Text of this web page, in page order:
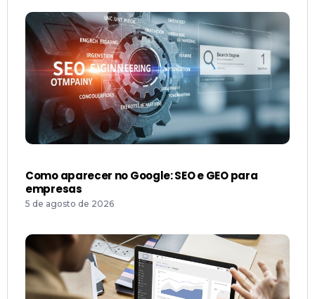
Como aparecer no Google: SEO e GEO para
empresas
5 de agosto de 2026